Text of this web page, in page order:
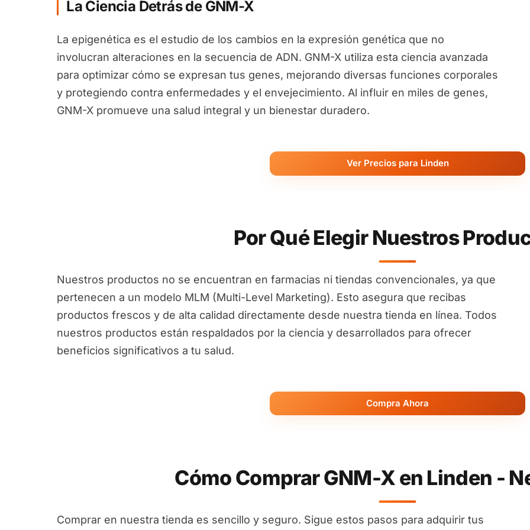
La Ciencia Detrás de GNM-X
La epigenética es el estudio de los cambios en la expresión genética que no
involucran alteraciones en la secuencia de ADN. GNM-X utiliza esta ciencia avanzada
para optimizar cómo se expresan tus genes, mejorando diversas funciones corporales
y protegiendo contra enfermedades y el envejecimiento. Al influir en miles de genes,
GNM-X promueve una salud integral y un bienestar duradero.
Ver Precios para Linden
Por Qué Elegir Nuestros
Nuestros productos no se encuentran en farmacias ni tiendas convencionales, ya que
pertenecen a un modelo MLM (Multi-Level Marketing). Esto asegura que recibas
productos frescos y de alta calidad directamente desde nuestra tienda en línea. Todos
nuestros productos están respaldados por la ciencia y desarrollados para ofrecer
beneficios significativos a tu salud.
Compra Ahora
Cómo Comprar GNM-X en Linden -
Comprar en nuestra tienda es sencillo y seguro. Sigue estos pasos para adquirir tus